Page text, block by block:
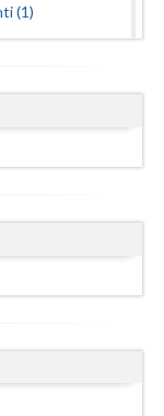
(1)
pers... (1)
(1)
selectiv (1)
de cuplu
ADHD...